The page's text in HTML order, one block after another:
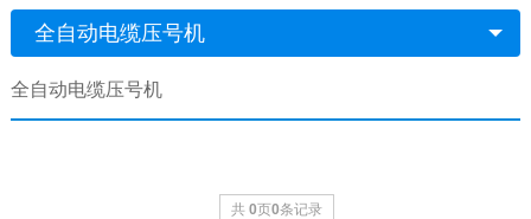
全自动电缆压号机
全自动电缆压号机
共0页0条记录